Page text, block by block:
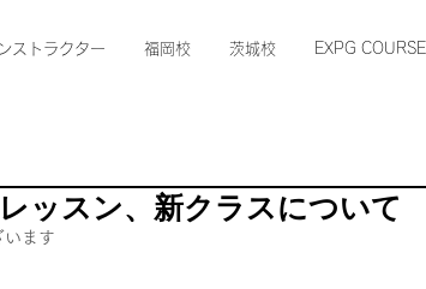
ストラクター 福岡校 茨城校 EXPG COURSE
ッスン、新クラスについて
います